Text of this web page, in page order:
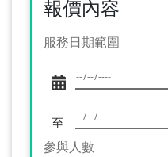
報價內容
服務日期範圍
至
參與人數